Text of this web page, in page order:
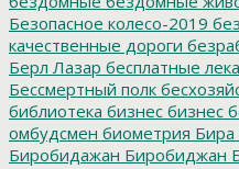
Безопасное колесо-2019
качественные дороги
Берл Лазар бесплатные
Бессмертный полк
библиотека бизнес бизнес
омбудсмен биометрия Бира
Биробидажан Биробиджан